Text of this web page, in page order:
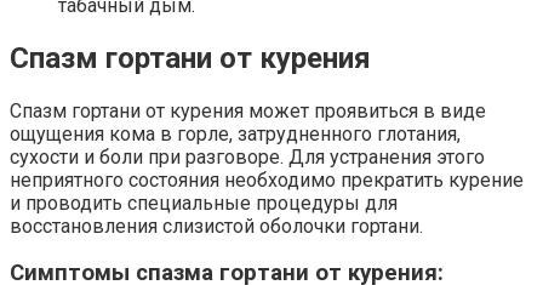
табачный дым.
Спазм гортани от курения
Спазм гортани от курения может проявиться в виде
ощущения кома в горле, затрудненного глотания,
сухости и боли при разговоре. Для устранения этого
неприятного состояния необходимо прекратить курение
и проводить специальные процедуры для
восстановления слизистой оболочки гортани.
Симптомы спазма гортани от курения: